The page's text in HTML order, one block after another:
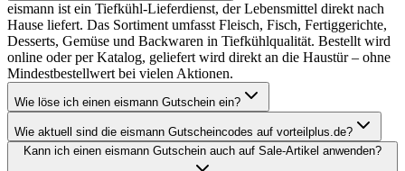
eismann ist ein Tiefkühl-Lieferdienst, der Lebensmittel direkt nach
Hause liefert. Das Sortiment umfasst Fleisch, Fisch, Fertiggerichte,
Desserts, Gemüse und Backwaren in Tiefkühlqualität. Bestellt wird
online oder per Katalog, geliefert wird direkt an die Haustür – ohne
Mindestbestellwert bei vielen Aktionen.
Wie löse ich einen eismann Gutschein ein?
Wie aktuell sind die eismann Gutscheincodes auf vorteilplus.de?
Kann ich einen eismann Gutschein auch auf Sale-Artikel anwenden?